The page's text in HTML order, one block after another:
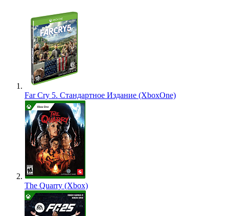
Far Cry 5. Стандартное Издание (XboxOne)
The Quarry (Xbox)